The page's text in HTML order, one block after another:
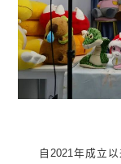
自2021年成立